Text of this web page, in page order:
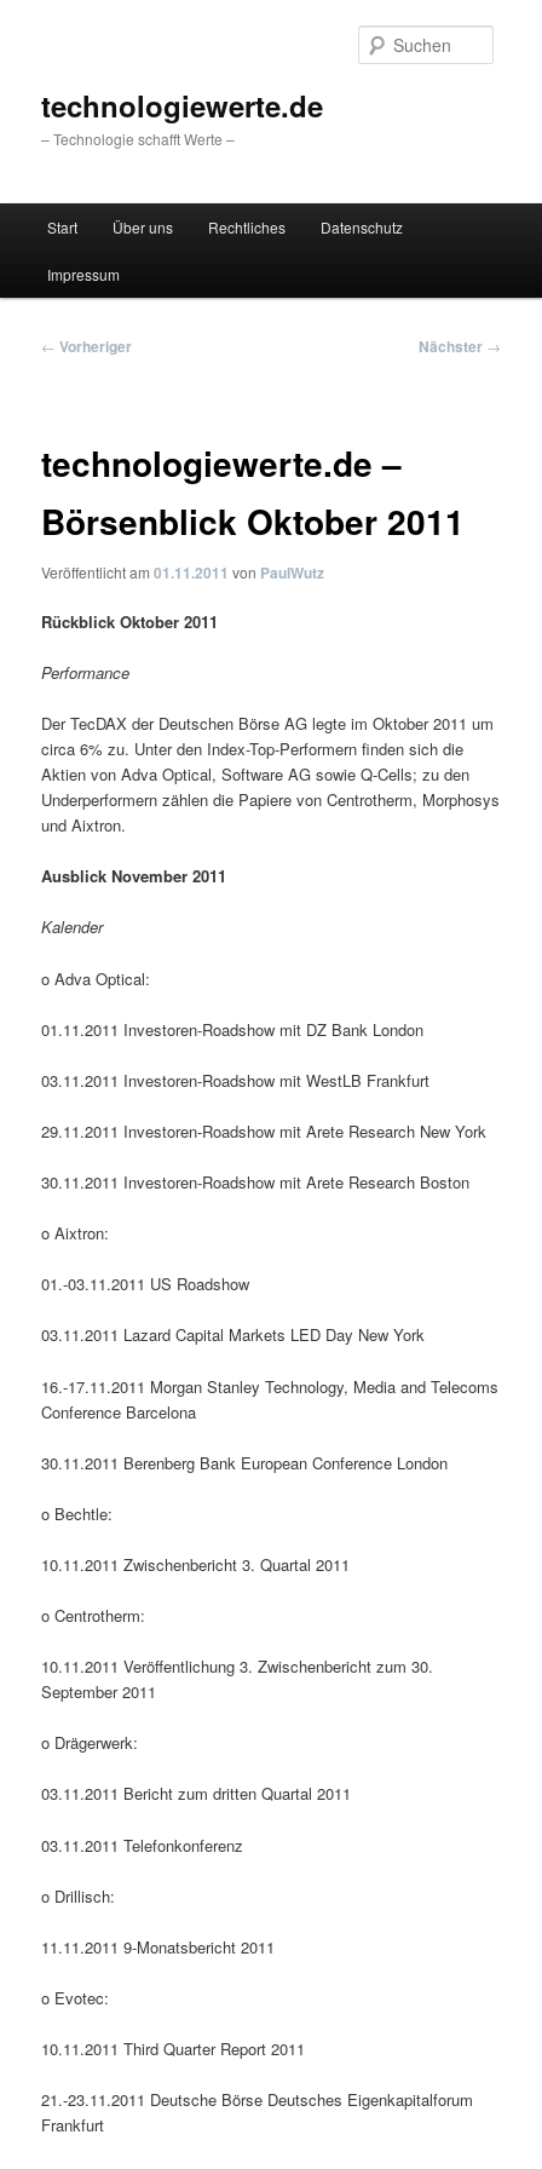
technologiewerte.de
– Technologie schafft Werte –
Start Über uns Rechtliches Datenschutz
Impressum
Beitragsnavigation
← Vorheriger Nächster →
technologiewerte.de –
Börsenblick Oktober 2011
Veröffentlicht am01.11.2011 von PaulWutz
Rückblick Oktober 2011
Performance
Der TecDAX der Deutschen Börse AG legte im Oktober 2011 um
circa 6% zu. Unter den Index-Top-Performern finden sich die
Aktien von Adva Optical, Software AG sowie Q-Cells; zu den
Underperformern zählen die Papiere von Centrotherm, Morphosys
und Aixtron.
Ausblick November 2011
Kalender
o Adva Optical:
01.11.2011 Investoren-Roadshow mit DZ Bank London
03.11.2011 Investoren-Roadshow mit WestLB Frankfurt
29.11.2011 Investoren-Roadshow mit Arete Research New York
30.11.2011 Investoren-Roadshow mit Arete Research Boston
o Aixtron:
01.-03.11.2011 US Roadshow
03.11.2011 Lazard Capital Markets LED Day New York
16.-17.11.2011 Morgan Stanley Technology, Media and Telecoms
Conference Barcelona
30.11.2011 Berenberg Bank European Conference London
o Bechtle:
10.11.2011 Zwischenbericht 3. Quartal 2011
o Centrotherm:
10.11.2011 Veröffentlichung 3. Zwischenbericht zum 30.
September 2011
o Drägerwerk:
03.11.2011 Bericht zum dritten Quartal 2011
03.11.2011 Telefonkonferenz
o Drillisch:
11.11.2011 9-Monatsbericht 2011
o Evotec:
10.11.2011 Third Quarter Report 2011
21.-23.11.2011 Deutsche Börse Deutsches Eigenkapitalforum
Frankfurt